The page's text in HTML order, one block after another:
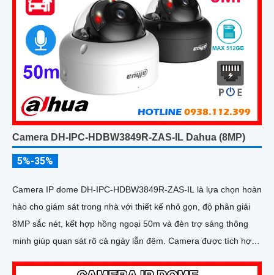
Camera DH-IPC-HDBW3849R-ZAS-IL Dahua (8MP)
5%-35%
Camera IP dome DH-IPC-HDBW3849R-ZAS-IL là lựa chọn hoàn
hảo cho giám sát trong nhà với thiết kế nhỏ gọn, độ phân giải
8MP sắc nét, kết hợp hồng ngoại 50m và đèn trợ sáng thông
minh giúp quan sát rõ cả ngày lẫn đêm. Camera được tích hợp